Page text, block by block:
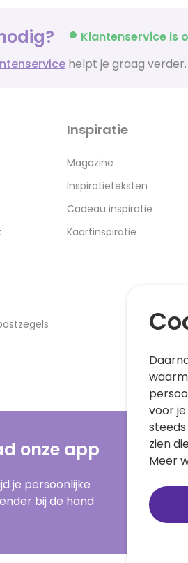
Klantenservice is
helpt je graag verder.
Inspiratie
Magazine
Inspiratieteksten
Cadeau inspiratie
Kaartinspiratie
onze app
je persoonlijke
bij de hand
voor
zien
Meer